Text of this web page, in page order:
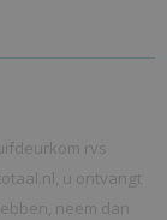
rvs
u ontvangt
neem dan